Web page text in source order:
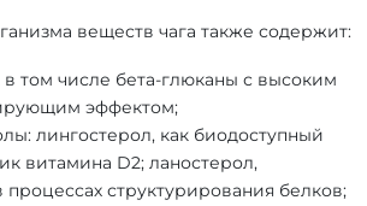
веществ чага также содержит:
том числе бета-глюканы с высоким
эффектом;
лингостерол, как биодоступный
витамина D2; ланостерол,
структурирования белков;